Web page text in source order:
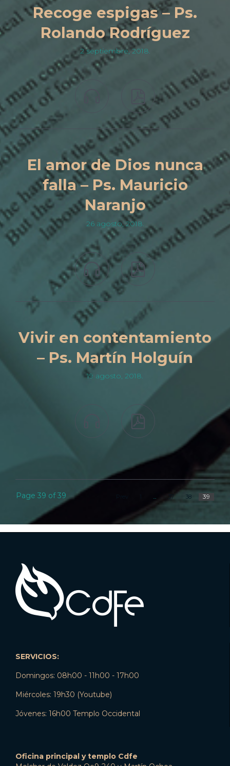
Recoge espigas – Ps.
Rolando Rodríguez
2 septiembre, 2018.
El amor de Dios nunca
falla – Ps. Mauricio
Naranjo
26 agosto, 2018.
 
Vivir en contentamiento
– Ps. Martín Holguín
19 agosto, 2018.

Page 39 of 39 Prev … 37 38 39
SERVICIOS:
Domingos: 08h00 - 11h00 - 17h00
Miércoles: 19h30 (Youtube)
Jóvenes: 16h00 Templo Occidental
Oficina principal y templo Cdfe